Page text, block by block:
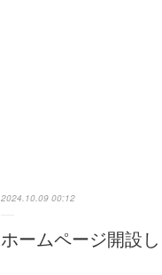
2024.10.09 00:12
ホームページ開設し